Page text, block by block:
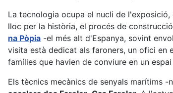
La tecnologia ocupa el nucli de
lloc per la història, el procés de
na Pòpia -el més alt d'Espanya, sovint
visita està dedicat als faroners, un ofici en
famílies que havien de conviure en un
Els tècnics mecànics de senyals marítims